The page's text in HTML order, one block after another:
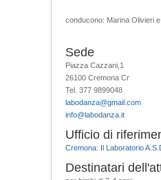
conducono: Marina Olivieri
Sede
Piazza Cazzani,1
26100 Cremona Cr
Tel. 377 9899048
labodanza@gmail.com
info@labodanza.it
Ufficio di
Cremona: Il Laboratorio
Destinatari